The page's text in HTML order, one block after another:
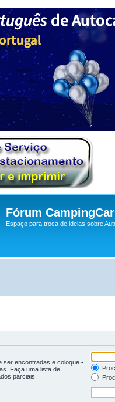
Fórum
Espaço para troca de ideias sobre
ser encontradas e coloque -
Faça uma lista de
parciais.